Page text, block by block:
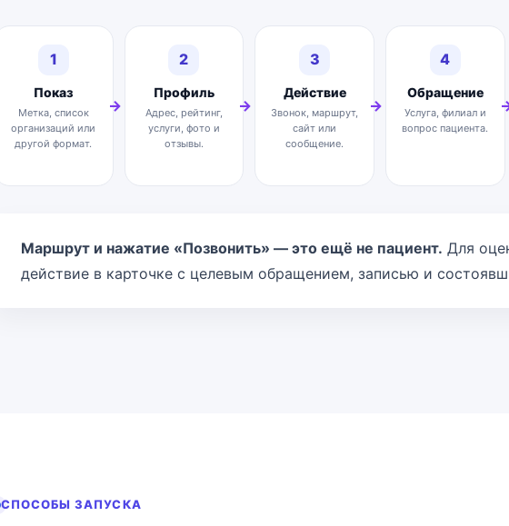
1
Показ
Метка, список
организаций или
другой формат.
2
Профиль
Адрес, рейтинг,
услуги, фото и
отзывы.
3
Действие
Звонок, маршрут,
сайт или
сообщение.
4
Обращение
Услуга, филиал и
вопрос пациента.
Маршрут и нажатие «Позвонить» — это ещё не пациент. Для
действие в карточке с целевым обращением, записью и
СПОСОБЫ ЗАПУСКА